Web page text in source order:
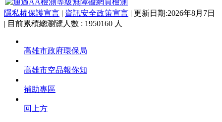
隱私權保護宣言 | 資訊安全政策宣言 | 更新日期:2026年8月7日
| 目前累積總瀏覽人數 : 1950160 人
高雄市政府環保局
高雄市空品報你知
補助專區
回上方